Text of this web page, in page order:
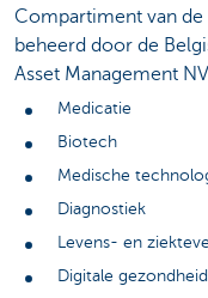
Compartiment van de
beheerd door de
Asset Management
Medicatie
Biotech
Medische
Diagnostiek
Levens- en
Digitale